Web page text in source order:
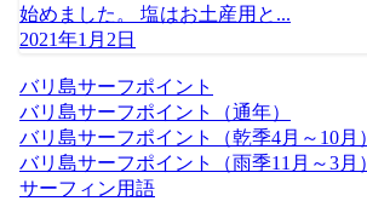
始めました。 塩はお土産用と...
2021年1月2日
バリ島サーフポイント
バリ島サーフポイント（通年）
バリ島サーフポイント（乾季4月～10月）
バリ島サーフポイント（雨季11月～3月）
サーフィン用語